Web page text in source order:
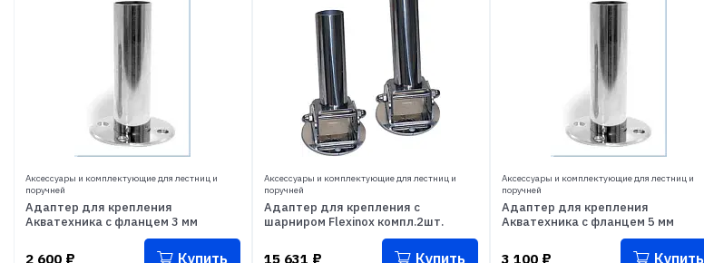
Аксессуары и комплектующие для лестниц и
поручней
Адаптер для крепления
Акватехника с фланцем 3 мм
2 600 ₽ Купить
Аксессуары и комплектующие для лестниц и
поручней
Адаптер для крепления с
шарниром Flexinox компл.2шт.
15 631 ₽ Купить
Аксессуары и комплектующие для лестниц и
поручней
Адаптер для крепления
Акватехника с фланцем 5 мм
3 100 ₽ Купить